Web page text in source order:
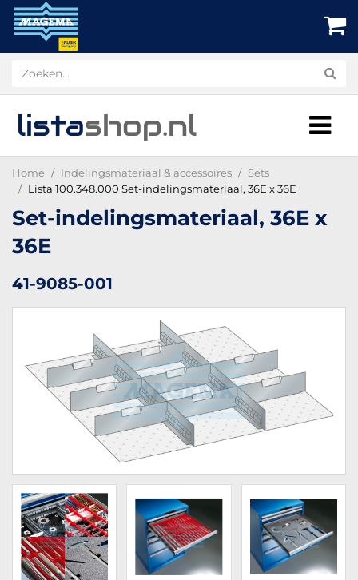
listashop.nl
Home Indelingsmateriaal & accessoires
Sets
Lista 100.348.000 Set-indelingsmateriaal, 36E x 36E
Set-indelingsmateriaal, 36E x
36E
41-9085-001